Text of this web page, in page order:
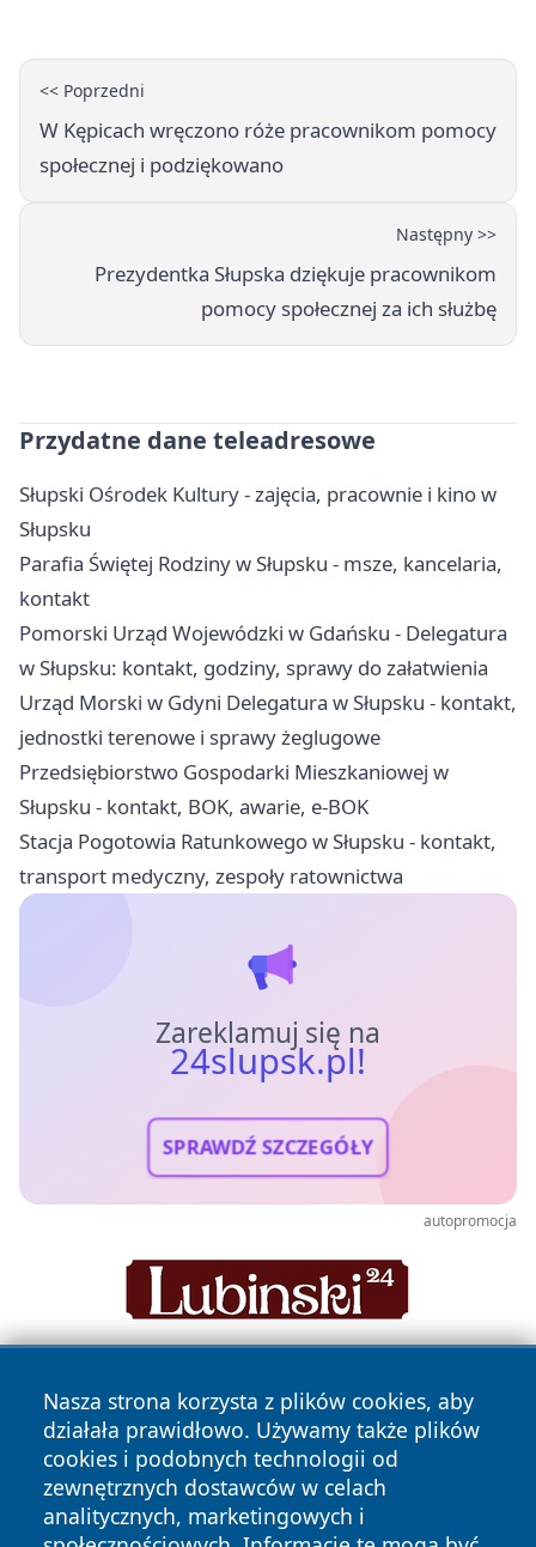
<< Poprzedni
W Kępicach wręczono róże pracownikom pomocy
społecznej i podziękowano
Następny >>
Prezydentka Słupska dziękuje pracownikom
pomocy społecznej za ich służbę
Przydatne dane teleadresowe
Słupski Ośrodek Kultury - zajęcia, pracownie i kino w
Słupsku
Parafia Świętej Rodziny w Słupsku - msze, kancelaria,
kontakt
Pomorski Urząd Wojewódzki w Gdańsku - Delegatura
w Słupsku: kontakt, godziny, sprawy do załatwienia
Urząd Morski w Gdyni Delegatura w Słupsku - kontakt,
jednostki terenowe i sprawy żeglugowe
Przedsiębiorstwo Gospodarki Mieszkaniowej w
Słupsku - kontakt, BOK, awarie, e-BOK
Stacja Pogotowia Ratunkowego w Słupsku - kontakt,
transport medyczny, zespoły ratownictwa
Zareklamuj się na
24slupsk.pl!
SPRAWDŹ SZCZEGÓŁY
autopromocja
Nasza strona korzysta z plików cookies, aby
działała prawidłowo. Używamy także plików
cookies i podobnych technologii od
zewnętrznych dostawców w celach
analitycznych, marketingowych i
Copyright © 2026 24slupsk.pl Wszystkie prawa zastrzeżone.